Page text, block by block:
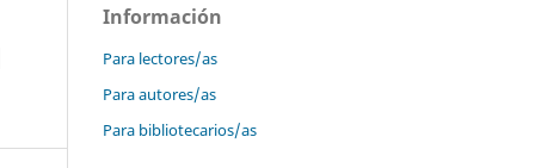
Información
Para lectores/as
Para autores/as
Para bibliotecarios/as